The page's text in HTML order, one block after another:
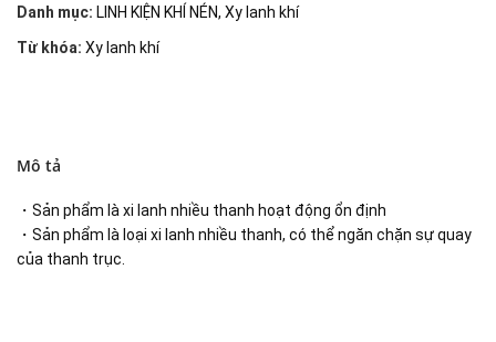
Danh mục: LINH KIỆN KHÍ NÉN, Xy lanh khí
Từ khóa: Xy lanh khí
Mô tả
・Sản phẩm là xi lanh nhiều thanh hoạt động ổn định
・Sản phẩm là loại xi lanh nhiều thanh, có thể ngăn chặn sự quay
của thanh trục.